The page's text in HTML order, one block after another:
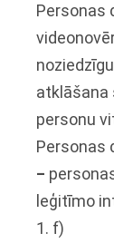
Personas
atklāšana
personu
Personas
‒
leģitīmo
1. f)